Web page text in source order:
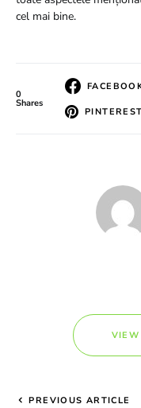
cel mai bine.
0
Shares
PINTEREST
PREVIOUS ARTICLE